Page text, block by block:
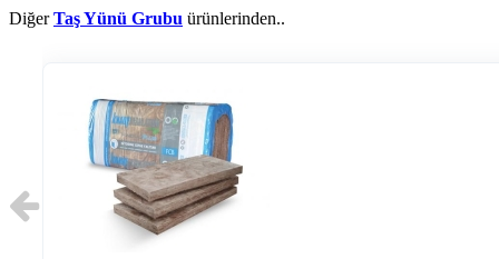
DiğerTaş Yünü Grubu ürünlerinden..